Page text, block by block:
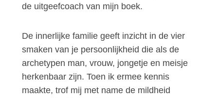
de uitgeefcoach van mijn boek.
De innerlijke familie geeft inzicht in de vier
smaken van je persoonlijkheid die als de
archetypen man, vrouw, jongetje en meisje
herkenbaar zijn. Toen ik ermee kennis
maakte, trof mij met name de mildheid